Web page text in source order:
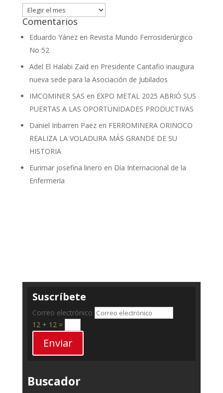
Archivos
Comentarios
Eduardo Yánezen Revista Mundo Ferrosiderúrgico
No 52
Adel El Halabi Zaid en Presidente Cantafio inaugura
nueva sede para la Asociación de Jubilados
IMCOMINER SAS en EXPO METAL 2025 ABRIÓ SUS
PUERTAS A LAS OPORTUNIDADES PRODUCTIVAS
Daniel Iribarren Paezen FERROMINERA ORINOCO
REALIZA LA VOLADURA MÁS GRANDE DE SU
HISTORIA
Eurimar josefina linero en Día Internacional de la
Enfermería
Suscríbete
Correo electrónico
12 + 12=
Enviar
Buscador